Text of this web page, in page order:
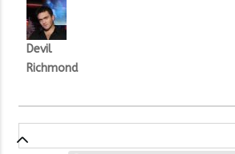
Devil
Richmond